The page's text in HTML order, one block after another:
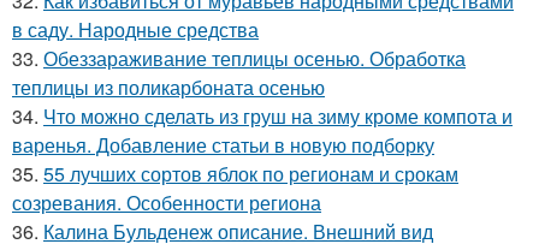
в саду. Народные средства
33. Обеззараживание теплицы осенью. Обработка
теплицы из поликарбоната осенью
34. Что можно сделать из груш на зиму кроме компота и
варенья. Добавление статьи в новую подборку
35. 55 лучших сортов яблок по регионам и срокам
созревания. Особенности региона
36. Калина Бульденеж описание. Внешний вид